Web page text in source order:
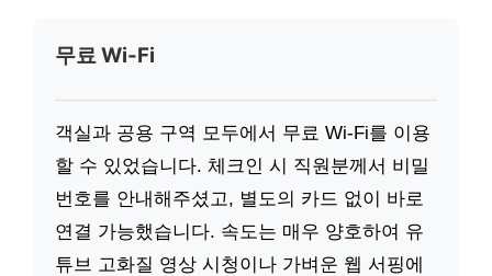
무료 Wi-Fi
객실과 공용 구역 모두에서 무료 Wi-Fi를 이용
할 수 있었습니다. 체크인 시 직원분께서 비밀
번호를 안내해주셨고, 별도의 카드 없이 바로
연결 가능했습니다. 속도는 매우 양호하여 유
튜브 고화질 영상 시청이나 가벼운 웹 서핑에